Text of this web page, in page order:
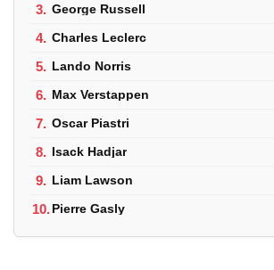
3. George Russell
4. Charles Leclerc
5. Lando Norris
6. Max Verstappen
7. Oscar Piastri
8. Isack Hadjar
9. Liam Lawson
10.Pierre Gasly